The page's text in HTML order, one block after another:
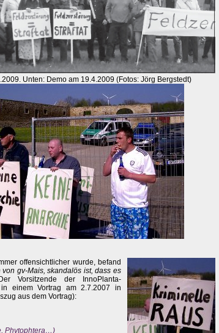
Unten: Demo am 19.4.2009 (Fotos: Jörg Bergstedt)
offensichtlicher wurde, befand
gv-Mais, skandalös ist, dass es
Vorsitzende der InnoPlanta-
in einem Vortrag am 2.7.2007 in
aus dem Vortrag):
Phytophtera…)